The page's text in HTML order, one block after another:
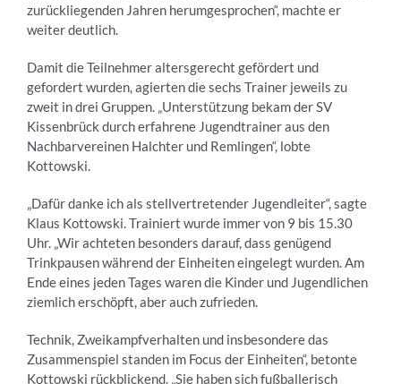
zurückliegenden Jahren herumgesprochen“, machte er
weiter deutlich.
Damit die Teilnehmer altersgerecht gefördert und
gefordert wurden, agierten die sechs Trainer jeweils zu
zweit in drei Gruppen. „Unterstützung bekam der SV
Kissenbrück durch erfahrene Jugendtrainer aus den
Nachbarvereinen Halchter und Remlingen“, lobte
Kottowski.
„Dafür danke ich als stellvertretender Jugendleiter“, sagte
Klaus Kottowski. Trainiert wurde immer von 9 bis 15.30
Uhr. „Wir achteten besonders darauf, dass genügend
Trinkpausen während der Einheiten eingelegt wurden. Am
Ende eines jeden Tages waren die Kinder und Jugendlichen
ziemlich erschöpft, aber auch zufrieden.
Technik, Zweikampfverhalten und insbesondere das
Zusammenspiel standen im Focus der Einheiten“, betonte
Kottowski rückblickend. „Sie haben sich fußballerisch